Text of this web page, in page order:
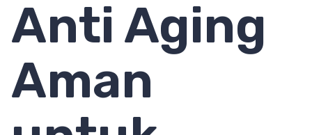
Anti Aging
Aman